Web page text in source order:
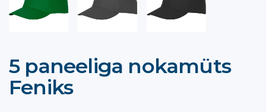
5 paneeliga nokamüts
Feniks